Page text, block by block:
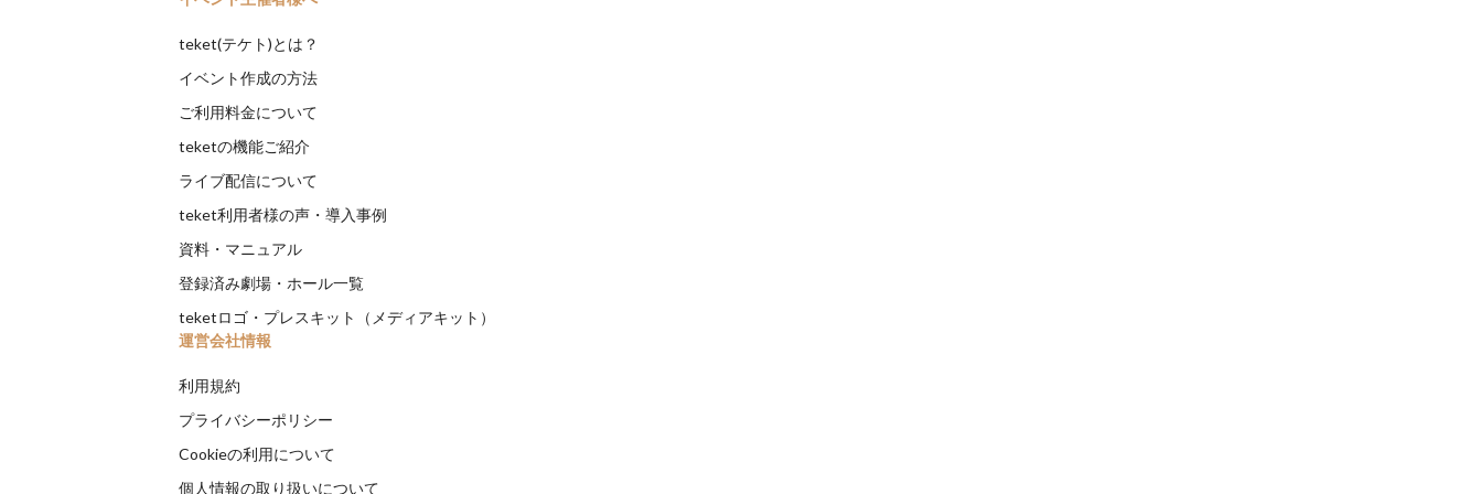
teket(テケト)とは？
イベント作成の方法
ご利用料金について
teketの機能ご紹介
ライブ配信について
teket利用者様の声・導入事例
資料・マニュアル
登録済み劇場・ホール一覧
teketロゴ・プレスキット（メディアキット）
運営会社情報
利用規約
プライバシーポリシー
Cookieの利用について
個人情報の取り扱いについて